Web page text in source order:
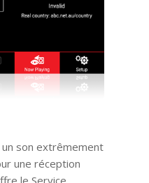
son extrêmement
une réception
le Service